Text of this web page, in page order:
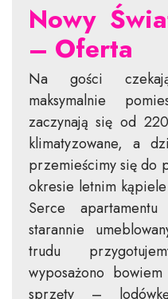
Nowy
– Oferta
Na gości
maksymalnie
zaczynają się od
klimatyzowane, a
przemieścimy się do
okresie letnim
Serce
starannie
trudu
wyposażono
sprzęty –